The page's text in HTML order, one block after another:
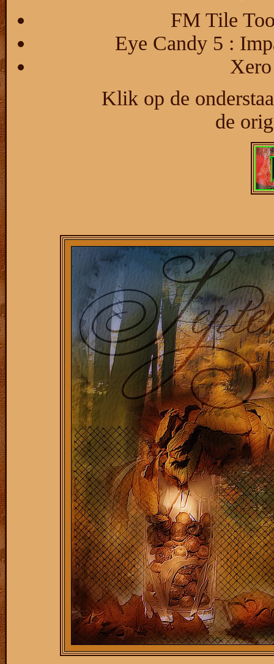
FM Tile
Eye Candy 5 :
Klik op de
de